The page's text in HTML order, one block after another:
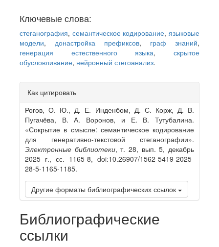
Ключевые слова:
стеганография, семантическое кодирование,языковые
модели, донастройка префиксов, граф знаний,
генерация естественного языка,скрытое
обусловливание, нейронный стегоанализ.
Article
Details
Как цитировать
Рогов, О. Ю., Д. Е. Инденбом, Д. С. Корж, Д. В.
Пугачёва, В. А. Воронов, и Е. В. Тутубалина.
«Сокрытие в смысле: семантическое кодирование
для генеративно-текстовой стеганографии».
Электронные библиотеки, т. 28, вып. 5, декабрь
2025 г., сс. 1165-8, doi:10.26907/1562-5419-2025-
28-5-1165-1185.
Другие форматы библиографических ссылок
Библиографические
ссылки